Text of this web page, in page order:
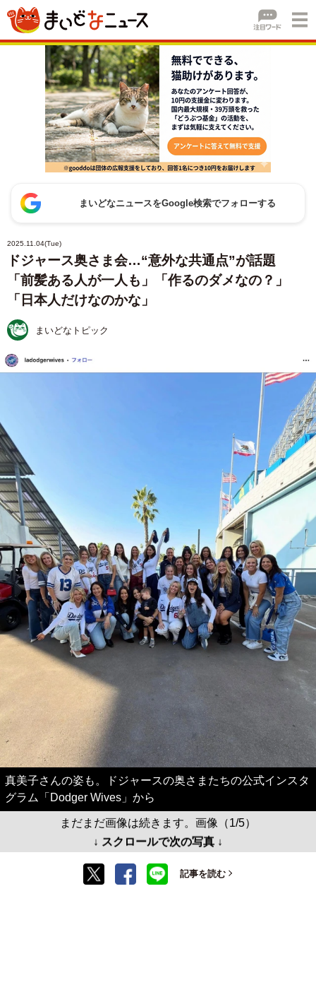
まいどなニュースをGoogle検索でフォローする
2025.11.04(Tue)
ドジャース奥さま会…“意外な共通点”が話題
「前髪ある人が一人も」「作るのダメなの？」
「日本人だけなのかな」
まいどなトピック
真美子さんの姿も。ドジャースの奥さまたちの公式インスタ
グラム「Dodger Wives」から
まだまだ画像は続きます。画像（1/5）
↓ スクロールで次の写真 ↓
記事を読む